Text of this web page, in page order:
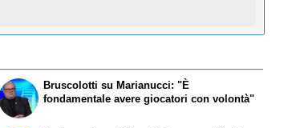
Bruscolotti su Marianucci: "È
fondamentale avere giocatori con volontà"